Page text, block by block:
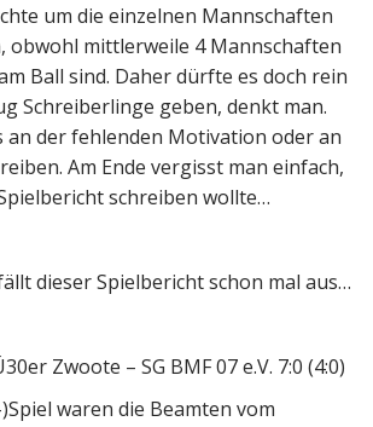
um die einzelnen Mannschaften
obwohl mittlerweile 4 Mannschaften
Ball sind. Daher dürfte es doch rein
Schreiberlinge geben, denkt man.
an der fehlenden Motivation oder an
Am Ende vergisst man einfach,
schreiben wollte…
dieser Spielbericht schon mal aus…
Zwoote – SG BMF 07 e.V. 7:0 (4:0)
waren die Beamten vom